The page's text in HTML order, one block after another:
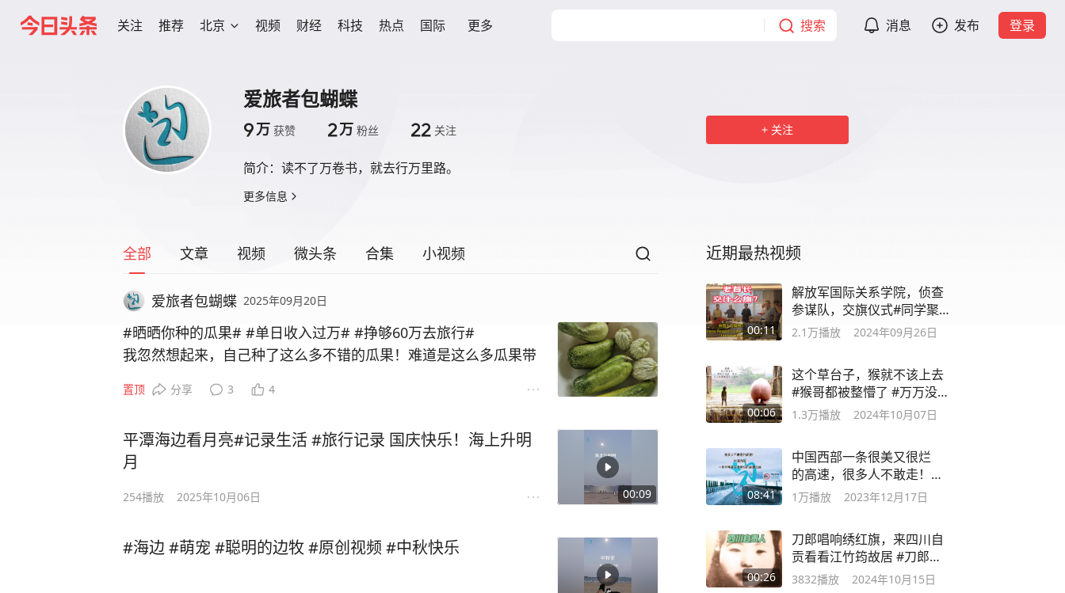
关注 推荐 北京 视频 财经 科技 热点 国际 更多 搜索 消息 发布 登录
爱旅者包蝴蝶
9万 获赞 2万 粉丝 22 关注
简介： 读不了万卷书，就去行万里路。
更多信息
关注
全部 文章 视频 微头条 合集 小视频
爱旅者包蝴蝶 2025年09月20日
#晒晒你种的瓜果# #单日收入过万# #挣够60万去旅行#
我忽然想起来，自己种了这么多不错的瓜果！难道是这么多瓜果带
把菜种好，制定一个计划，从2025年10月开始，一年交易挣够60
别重视，尽量去实现，否则就是大放厥词夸海口；而暗自行动不说
出来，就没人监督，也许就没那么多动力。当然，这里做公开记
录，没什么熟人知道，也免除某信朋友圈的不适，毕竟，在那里已
置顶 分享 3 4
00:09
平潭海边看月亮#记录生活 #旅行记录 国庆快乐！海上升明
月
254播放 2025年10月06日
#海边 #萌宠 #聪明的边牧 #原创视频 #中秋快乐
近期最热视频
00:11
解放军国际关系学院，侦查
参谋队，交旗仪式#同学聚
会 #战友
2.1万播放 2024年09月26日
00:06
这个草台子，猴就不该上去
#猴哥都被整懵了 #万万没想
到
1.3万播放 2024年10月07日
08:41
中国西部一条很美又很烂
的高速，很多人不敢走！
德马高速（1）
1万播放 2023年12月17日
00:26
刀郎唱响绣红旗，来四川自
贡看看江竹筠故居 #刀郎唱
绣红旗
3832播放 2024年10月15日